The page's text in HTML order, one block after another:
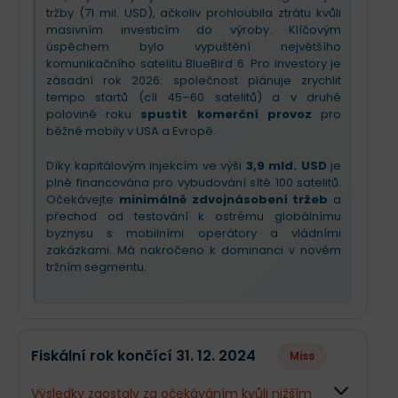
tržby (71 mil. USD), ačkoliv prohloubila ztrátu kvůli
masivním investicím do výroby. Klíčovým
úspěchem bylo vypuštění největšího
komunikačního satelitu BlueBird 6. Pro investory je
zásadní rok 2026: společnost plánuje zrychlit
tempo startů (cíl 45–60 satelitů) a v druhé
polovině roku spustit komerční provoz pro
běžné mobily v USA a Evropě.
Díky kapitálovým injekcím ve výši 3,9 mld. USD je
plně financována pro vybudování sítě 100 satelitů.
Očekávejte minimálně zdvojnásobení tržeb a
přechod od testování k ostrému globálnímu
byznysu s mobilními operátory a vládními
zakázkami. Má nakročeno k dominanci v novém
tržním segmentu.
Fiskální rok končící 31. 12. 2024 Miss
Výsledky zaostaly za očekáváním kvůli nižším